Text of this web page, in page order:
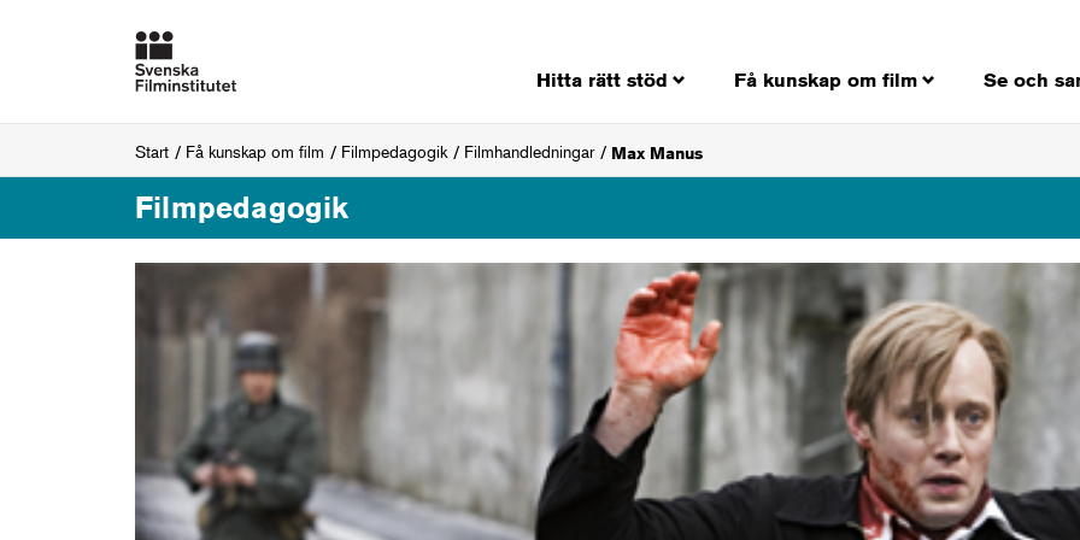
Hitta rätt stöd Få kunskap om film Se och
Start Få kunskap om film Filmpedagogik Filmhandledningar Max Manus
Filmpedagogik